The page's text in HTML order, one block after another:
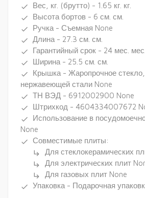
done Вес, кг. (брутто) - 1.65 кг. кг.
done Высота бортов - 6 см. см.
done Ручка - Съемная None
done Длина - 27.3 см. см.
done Гарантийный срок - 24 мес. мес.
done Ширина - 25.5 см. см.
done
Крышка - Жаропрочное стекло,
нержавеющей стали None
done ТН ВЭД - 6912002900 None
done Штрихкод - 4604334007672
done
Использование в
None
done Совместимые плиты:
subdirectory_arrow_right Для стеклокерамических
subdirectory_arrow_right Для электрических плит
subdirectory_arrow_right Для газовых плит None
done Упаковка - Подарочная